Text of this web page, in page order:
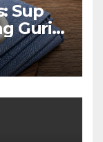
Sup
Gurih